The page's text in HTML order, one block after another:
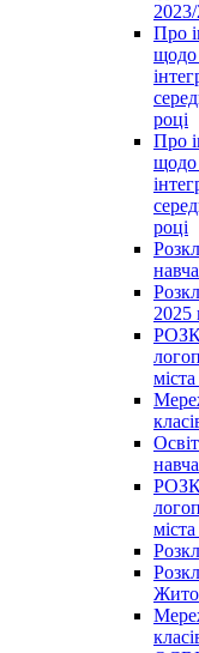
Про
щодо
році
Про
щодо
році
2025